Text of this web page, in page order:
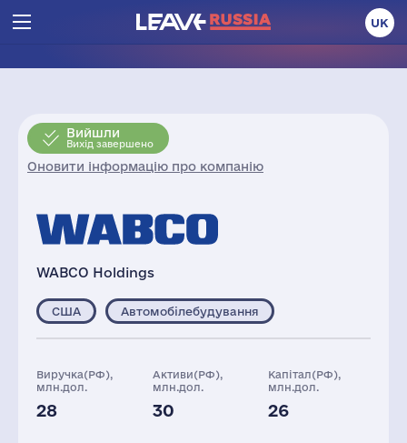
UK
Вийшли
Вихід завершено
Оновити інформацію про компанію
WABCO Holdings
США Автомобілебудування
Виручка(РФ),
млн.дол.
28
Активи(РФ),
млн.дол.
30
Капітал(РФ),
млн.дол.
26